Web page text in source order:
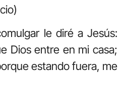
le diré a Jesús:
Dios entre en mi casa;
estando fuera, me